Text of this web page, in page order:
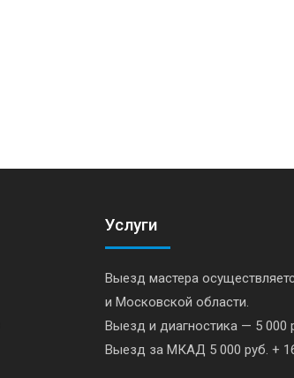
Услуги
Выезд мастера
и Московской области.
Выезд и диагностика — 5 000
Выезд за МКАД 5 000 руб. +